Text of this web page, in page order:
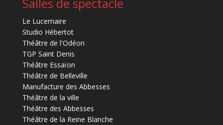
Le Lucernaire
Studio Hébertot
Théâtre de l'Odéon
TGP Saint Denis
Théâtre Essaïon
Théâtre de Belleville
Manufacture des Abbesses
Théâtre de la ville
Théâtre des Abbesses
Théâtre de la Reine Blanche